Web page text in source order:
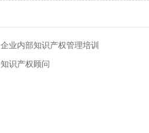
企业内部知识产权管理培训
知识产权顾问